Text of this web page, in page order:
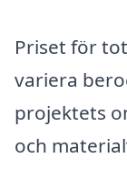
Priset för
variera
projektets
och